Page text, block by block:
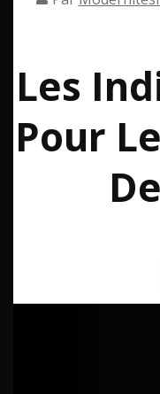
Les
Pour